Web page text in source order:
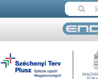
Nyitólap